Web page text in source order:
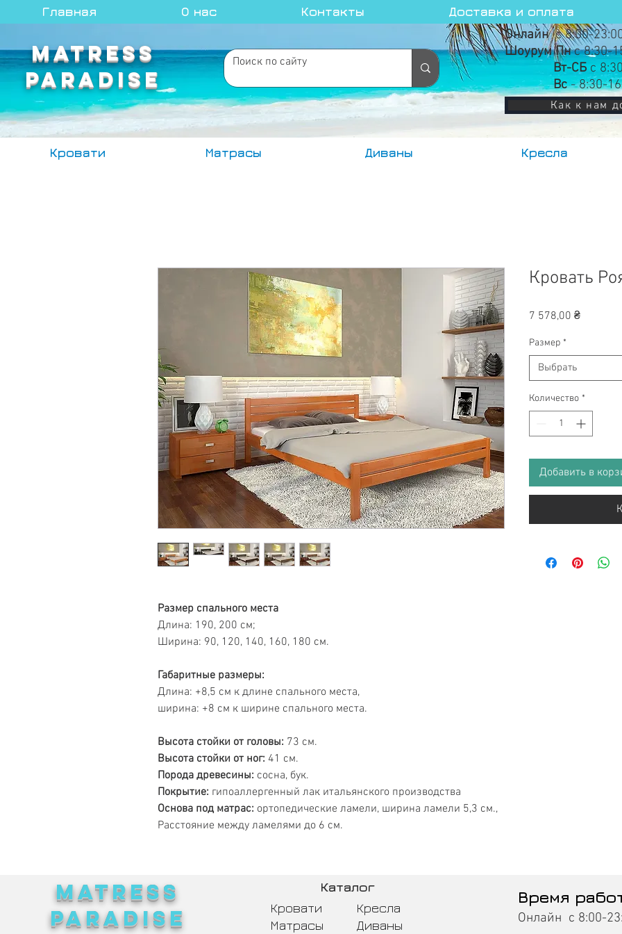
Главная О нас Контакты Доставка и оплата
MATRESS
PARADISE
Онлайнс 8:00-
Шоурум Пнс 8:30-
Вт-СБс
Вс- 8:30-
Как к нам
Кровати Матрасы Диваны Кресла
Размер спального места
Длина: 190, 200 см;
Ширина: 90, 120, 140, 160, 180 см.
Габаритные размеры:
Длина: +8,5 см к длине спального места,
ширина: +8 см к ширине спального места.
Высота стойки от головы: 73 см.
Высота стойки от ног: 41 см.
Порода древесины: сосна, бук.
Покрытие: гипоаллергенный лак итальянского производства
Основа под матрас: ортопедические ламели, ширина ламели 5,3 см.,
Расстояние между ламелями до 6 см.
Кровать
7 578,00 ₴Цена
Размер *
Выбрать
Количество *
Добавить в
MATRESS
PARADISE
Каталог
Кровати
Матрасы
Кресла
Диваны
Время
Онлайн с 8:00-